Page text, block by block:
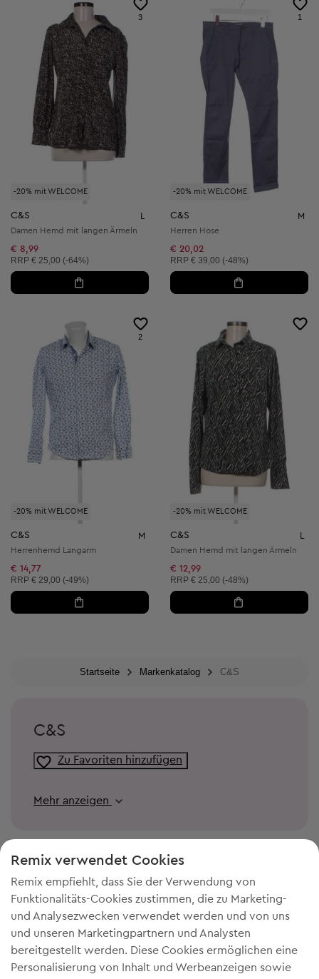
-20% mit WELCOME
3
C&S L
Damen Hemd mit langen Ärmeln
€ 8,99
Unverbindliche Preisempfehlung:
RRP € 25,00 (-64%)
-20% mit WELCOME
1
C&S M
Herren Hose
€ 20,02
Unverbindliche Preisempfehlung:
RRP € 39,00 (-48%)
-20% mit WELCOME
2
C&S M
Herrenhemd Langarm
€ 14,77
Unverbindliche Preisempfehlung:
RRP € 29,00 (-49%)
-20% mit WELCOME
C&S L
Damen Hemd mit langen Ärmeln
€ 12,99
Unverbindliche Preisempfehlung:
RRP € 25,00 (-48%)
Startseite Markenkatalog C&S
C&S
Zu Favoriten hinzufügen
Mehr anzeigen
DU BRAUCHST MEHR PLATZ IN
Remix verwendet Cookies
Remix empfiehlt, dass Sie der Verwendung von
Funktionalitäts-Cookies zustimmen, die zu Marketing-
und Analysezwecken verwendet werden und von uns
und unseren Marketingpartnern und Analysten
bereitgestellt werden. Diese Cookies ermöglichen eine
Personalisierung von Inhalt und Werbeanzeigen sowie